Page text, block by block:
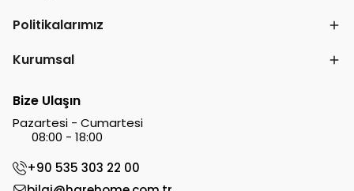
Politikalarımız
Kurumsal
Bize Ulaşın
Pazartesi - Cumartesi
08:00 - 18:00
+90 535 303 22 00